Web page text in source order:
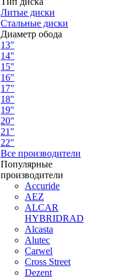
Литые диски
Стальные диски
Диаметр обода
13"
14"
15"
16"
17"
18"
19"
20"
21"
22"
Все производители
Популярные
производители
Accuride
AEZ
ALCAR
HYBRIDRAD
Alcasta
Alutec
Carwel
Cross Street
Dezent